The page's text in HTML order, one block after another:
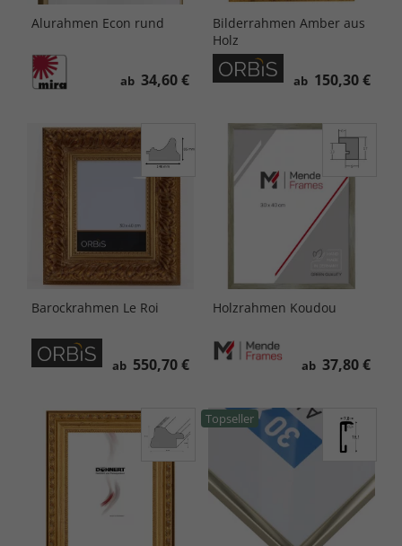
Alurahmen Econ rund
ab 34,60 €
Bilderrahmen Amber aus
Holz
ab 150,30 €
Barockrahmen Le Roi
ab 550,70 €
Holzrahmen Koudou
ab 37,80 €
Topseller